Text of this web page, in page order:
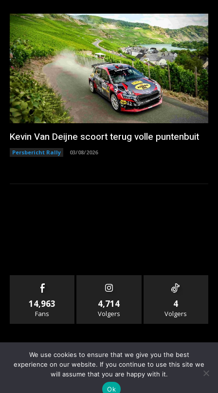
Kevin Van Deijne scoort terug volle puntenbuit
Persbericht Rally 03/08/2026
14,963
Fans
4,714
Volgers
4
Volgers
We use cookies to ensure that we give you the best
experience on our website. If you continue to use this site we
will assume that you are happy with it.
Ok